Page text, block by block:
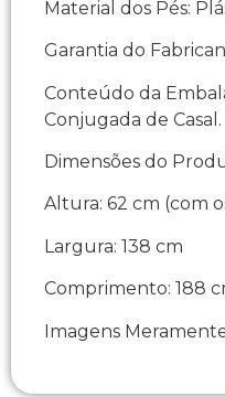
Material dos Pés:
Garantia do
Conteúdo da
Conjugada de Casal.
Dimensões do
Altura: 62 cm (com
Largura: 138 cm
Comprimento: 188
Imagens